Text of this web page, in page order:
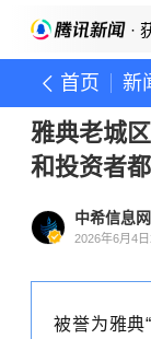
·
首页 新
雅典老城
和投资者
中希信息网
2026年6月4
被誉为雅典